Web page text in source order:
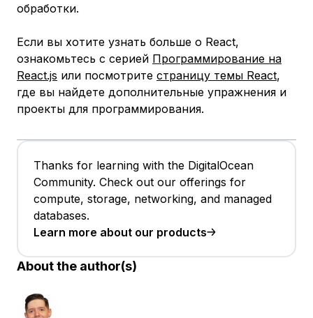
обработки.
Если вы хотите узнать больше о React,
ознакомьтесь с серией Программирование на
React.js или посмотрите страницу темы React,
где вы найдете дополнительные упражнения и
проекты для программирования.
Thanks for learning with the DigitalOcean
Community. Check out our offerings for
compute, storage, networking, and managed
databases.
Learn more about our products
About the author(s)